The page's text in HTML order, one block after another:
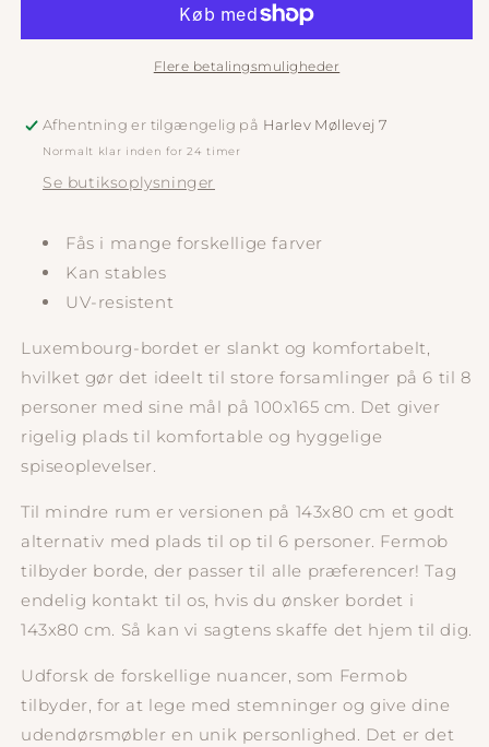
Flere betalingsmuligheder
Afhentning er tilgængelig på Harlev Møllevej 7
Normalt klar inden for 24 timer
Se butiksoplysninger
Fås i mange forskellige farver
Kan stables
UV-resistent
Luxembourg-bordet er slankt og komfortabelt,
hvilket gør det ideelt til store forsamlinger på 6 til 8
personer med sine mål på 100x165 cm. Det giver
rigelig plads til komfortable og hyggelige
spiseoplevelser.
Til mindre rum er versionen på 143x80 cm et godt
alternativ med plads til op til 6 personer. Fermob
tilbyder borde, der passer til alle præferencer! Tag
endelig kontakt til os, hvis du ønsker bordet i
143x80 cm. Så kan vi sagtens skaffe det hjem til dig.
Udforsk de forskellige nuancer, som Fermob
tilbyder, for at lege med stemninger og give dine
udendørsmøbler en unik personlighed. Det er det